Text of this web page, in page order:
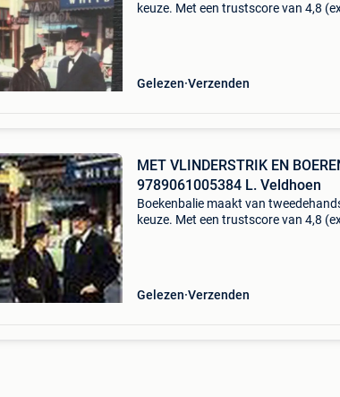
keuze. Met een trustscore van 4,8
Gelezen Verzenden
MET VLINDERSTRIK EN
9789061005384 L. Veldhoen
Boekenbalie maakt van
keuze. Met een trustscore van 4,8
Gelezen Verzenden